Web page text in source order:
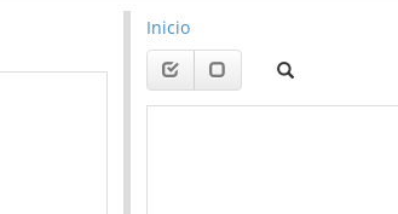
Inicio